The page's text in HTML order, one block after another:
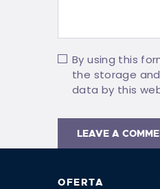
By using this
the storage
data by this
OFERTA